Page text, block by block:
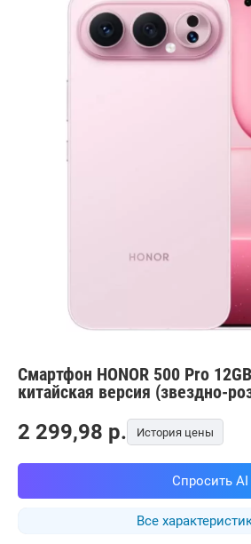
Смартфон HONOR 500 Pro
китайская версия (звездно-
Все
2 299,98 p. История цены
Спросить AI